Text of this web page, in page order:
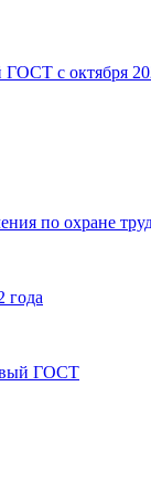
ГОСТ с октября
по охране
года
ГОСТ